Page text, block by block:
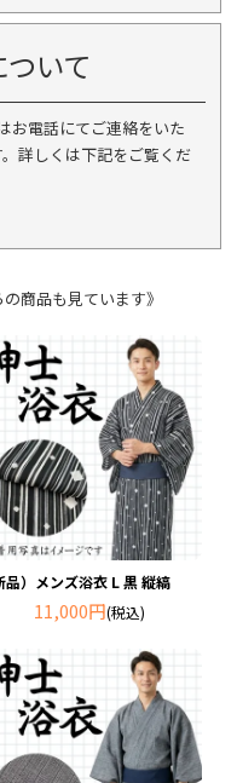
いて
お電話にてご連絡をいた
詳しくは下記をご覧くだ
商品も見ています》
品）メンズ浴衣 L 黒 縦縞
11,000円(税込)